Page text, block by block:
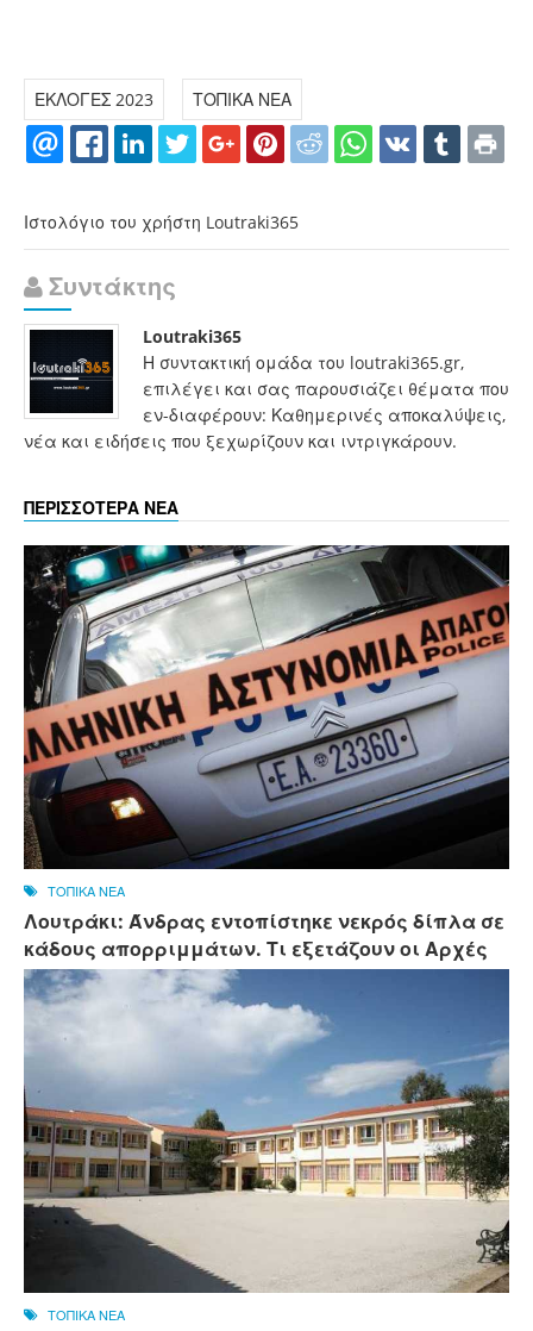
ΕΚΛΟΓΕΣ 2023 ΤΟΠΙΚΑ ΝΕΑ
Ιστολόγιο του χρήστη Loutraki365
Συντάκτης
Loutraki365
Η συντακτική ομάδα του loutraki365.gr,
επιλέγει και σας παρουσιάζει θέματα που
εν-διαφέρουν: Καθημερινές αποκαλύψεις,
νέα και ειδήσεις που ξεχωρίζουν και ιντριγκάρουν.
ΠΕΡΙΣΣΟΤΕΡΑ ΝΕΑ
ΤΟΠΙΚΑ ΝΕΑ
Λουτράκι: Άνδρας εντοπίστηκε νεκρός δίπλα σε
κάδους απορριμμάτων. Τι εξετάζουν οι Αρχές
ΤΟΠΙΚΑ ΝΕΑ